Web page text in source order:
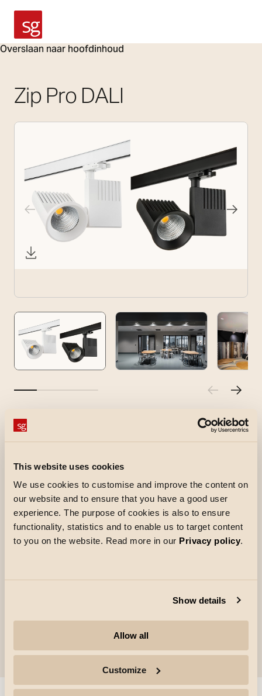
This website uses cookies
We use cookies to customise and improve the content on
our website and to ensure that you have a good user
experience. The purpose of cookies is also to ensure
functionality, statistics and to enable us to target content
to you on the website. Read more in our Privacy policy.
Show details
Allow all
Customize
Overslaan naar hoofdinhoud
SG Armaturen
Zip Pro DALI
Zip Pro DALI
ledchip en sturing. Gemonteerd met een Global-
multiadapter die perfect bij het 3-fase-
railsysteem van SG en bij andere Global-
compatibele systemen past. Zip Pro 3-fase is
vervaardigd van gepoedercoat aluminium. En is
flexibel en kan in bijna alle richtingen worden